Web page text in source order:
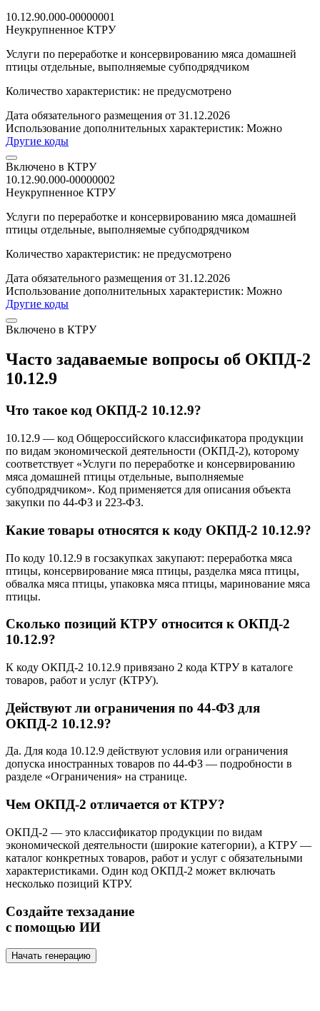
10.12.90.000-00000001
Неукрупненное КТРУ
Услуги по переработке и консервированию мяса домашней
птицы отдельные, выполняемые субподрядчиком
Количество характеристик: не предусмотрено
Дата обязательного размещения от 31.12.2026
Использование дополнительных характеристик: Можно
Другие коды
Включено в КТРУ
10.12.90.000-00000002
Неукрупненное КТРУ
Услуги по переработке и консервированию мяса домашней
птицы отдельные, выполняемые субподрядчиком
Количество характеристик: не предусмотрено
Дата обязательного размещения от 31.12.2026
Использование дополнительных характеристик: Можно
Другие коды
Включено в КТРУ
Часто задаваемые вопросы об ОКПД-2
10.12.9
Что такое код ОКПД-2 10.12.9?
10.12.9 — код Общероссийского классификатора продукции
по видам экономической деятельности (ОКПД-2), которому
соответствует «Услуги по переработке и консервированию
мяса домашней птицы отдельные, выполняемые
субподрядчиком». Код применяется для описания объекта
закупки по 44-ФЗ и 223-ФЗ.
Какие товары относятся к коду ОКПД-2 10.12.9?
По коду 10.12.9 в госзакупках закупают: переработка мяса
птицы, консервирование мяса птицы, разделка мяса птицы,
обвалка мяса птицы, упаковка мяса птицы, маринование мяса
птицы.
Сколько позиций КТРУ относится к ОКПД-2
10.12.9?
К коду ОКПД-2 10.12.9 привязано 2 кода КТРУ в каталоге
товаров, работ и услуг (КТРУ).
Действуют ли ограничения по 44-ФЗ для
ОКПД-2 10.12.9?
Да. Для кода 10.12.9 действуют условия или ограничения
допуска иностранных товаров по 44-ФЗ — подробности в
разделе «Ограничения» на странице.
Чем ОКПД-2 отличается от КТРУ?
ОКПД-2 — это классификатор продукции по видам
экономической деятельности (широкие категории), а КТРУ —
каталог конкретных товаров, работ и услуг с обязательными
характеристиками. Один код ОКПД-2 может включать
несколько позиций КТРУ.
Создайте техзадание
с помощью ИИ
Начать генерацию